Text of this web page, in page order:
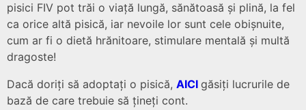
pisici FIV pot trăi o viață lungă, sănătoasă și plină, la fel
ca orice altă pisică, iar nevoile lor sunt cele obișnuite,
cum ar fi o dietă hrănitoare, stimulare mentală și multă
dragoste!
Dacă doriți să adoptați o pisică, AICI găsiți lucrurile de
bază de care trebuie să țineți cont.